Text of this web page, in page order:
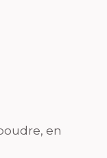
en